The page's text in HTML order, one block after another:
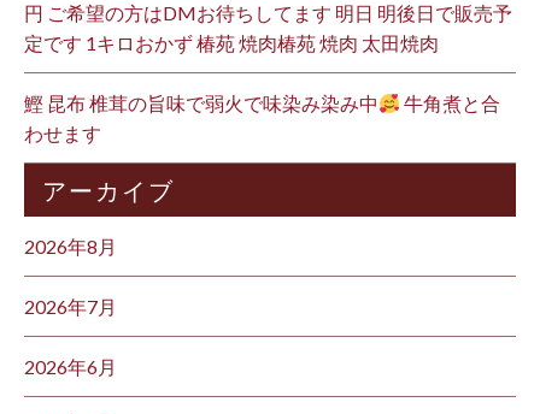
円 ご希望の方はDMお待ちしてます 明日 明後日で販売予
定です 1キロおかず 椿苑 焼肉椿苑 焼肉 太田焼肉
鰹 昆布 椎茸の旨味で弱火で味染み染み中
牛角煮と合
わせます
アーカイブ
2026年8月
2026年7月
2026年6月